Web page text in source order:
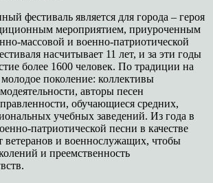
фестиваль является для города – героя
мероприятием, приуроченным
массовой и военно-патриотической
насчитывает 11 лет, и за эти годы
более 1600 человек. По традиции на
поколение: коллективы
авторы песен
обучающиеся средних,
учебных заведений. Из года в
патриотической песни в качестве
ветеранов и военнослужащих, чтобы
и преемственность